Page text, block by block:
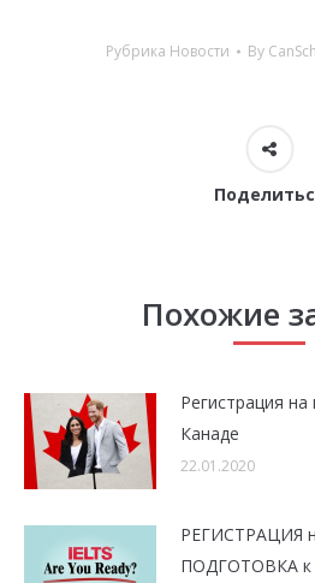
Рубрика Новости By
Похожие
Регистрация
Канаде
22.01.2020
РЕГИСТРАЦИЯ
ПОДГОТОВКА к